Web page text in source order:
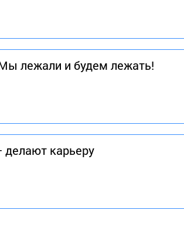
лежали и будем лежать!
делают карьеру